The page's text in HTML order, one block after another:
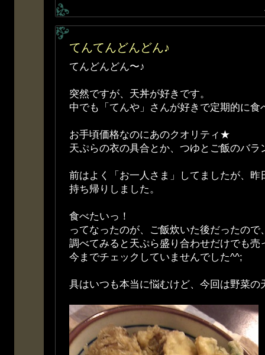
てんてんどんどん♪
てんどんどん〜♪
突然ですが、天丼が好きです。
中でも「てんや」さんが好きで定期的に食
お手頃価格なのにあのクオリティ★
天ぷらの衣の具合とか、つゆとご飯のバラ
前はよく「お一人さま」してましたが、昨
持ち帰りしました。
食べたいっ！
ってなったのが、ご飯炊いた後だったので
調べてみると天ぷら盛り合わせだけでも
今までチェックしていませんでした^^;
具はいつも本当に悩むけど、今回は野菜の